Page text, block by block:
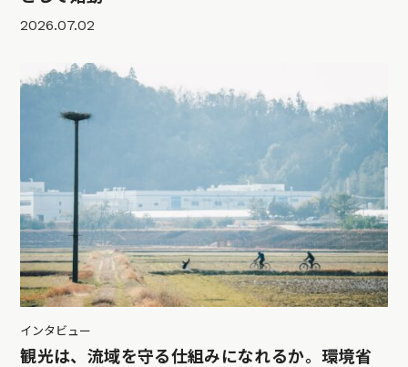
2026.07.02
インタビュー
観光は、流域を守る仕組みになれるか。環境省